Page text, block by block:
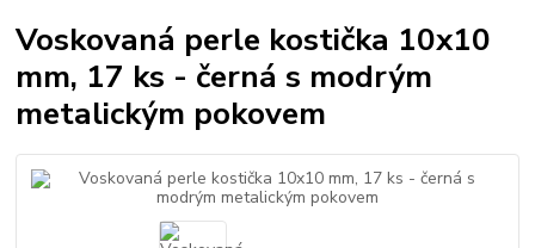
Voskovaná perle kostička 10x10
mm, 17 ks - černá s modrým
metalickým pokovem